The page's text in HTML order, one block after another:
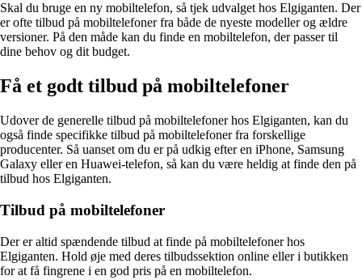
Skal du bruge en ny mobiltelefon, så tjek udvalget hos Elgiganten. Der
er ofte tilbud på mobiltelefoner fra både de nyeste modeller og ældre
versioner. På den måde kan du finde en mobiltelefon, der passer til
dine behov og dit budget.
Få et godt tilbud på mobiltelefoner
Udover de generelle tilbud på mobiltelefoner hos Elgiganten, kan du
også finde specifikke tilbud på mobiltelefoner fra forskellige
producenter. Så uanset om du er på udkig efter en iPhone, Samsung
Galaxy eller en Huawei-telefon, så kan du være heldig at finde den på
tilbud hos Elgiganten.
Tilbud på mobiltelefoner
Der er altid spændende tilbud at finde på mobiltelefoner hos
Elgiganten. Hold øje med deres tilbudssektion online eller i butikken
for at få fingrene i en god pris på en mobiltelefon.